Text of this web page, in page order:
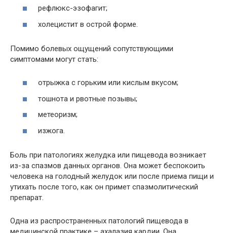
рефлюкс-эзофагит;
холецистит в острой форме.
Помимо болевых ощущений сопутствующими
симптомами могут стать:
отрыжка с горьким или кислым вкусом;
тошнота и рвотные позывы;
метеоризм;
изжога.
Боль при патологиях желудка или пищевода возникает
из-за спазмов данных органов. Она может беспокоить
человека на голодный желудок или после приема пищи и
утихать после того, как он примет спазмолитический
препарат.
Одна из распространенных патологий пищевода в